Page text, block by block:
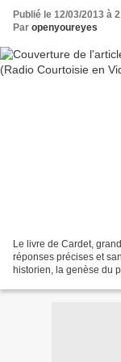
Publié le 12/03/2013 à
Par openyoureyes
Le livre de Cardet,
réponses précises et
historien, la genèse du